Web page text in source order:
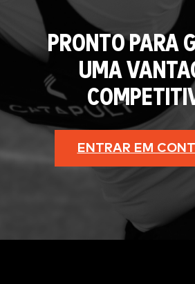
PRONTO PARA
UMA
ENTRAR EM